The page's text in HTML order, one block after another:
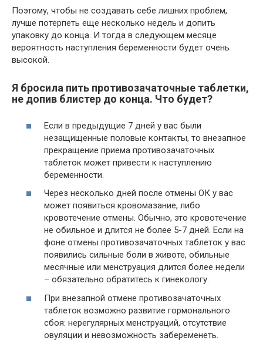
Поэтому, чтобы не создавать себе лишних проблем,
лучше потерпеть еще несколько недель и допить
упаковку до конца. И тогда в следующем месяце
вероятность наступления беременности будет очень
высокой.
Я бросила пить противозачаточные таблетки,
не допив блистер до конца. Что будет?
Если в предыдущие 7 дней у вас были
незащищенные половые контакты, то внезапное
прекращение приема противозачаточных
таблеток может привести к наступлению
беременности.
Через несколько дней после отмены ОК у вас
может появиться кровомазание, либо
кровотечение отмены. Обычно, это кровотечение
не обильное и длится не более 5-7 дней. Если на
фоне отмены противозачаточных таблеток у вас
появились сильные боли в животе, обильные
месячные или менструация длится более недели
– обязательно обратитесь к гинекологу.
При внезапной отмене противозачаточных
таблеток возможно развитие гормонального
сбоя: нерегулярных менструаций, отсутствие
овуляции и невозможность забеременеть.